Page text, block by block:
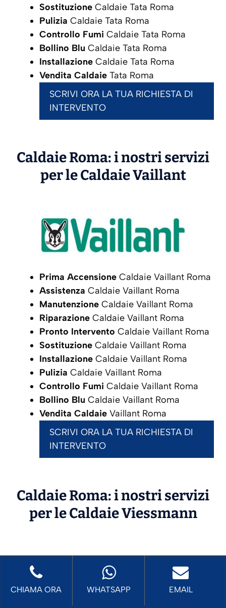
Sostituzione Caldaie Tata Roma
Pulizia Caldaie Tata Roma
Controllo Fumi Caldaie Tata Roma
Bollino Blu Caldaie Tata Roma
Installazione Caldaie Tata Roma
Vendita Caldaie Tata Roma
SCRIVI ORA LA TUA RICHIESTA DI
INTERVENTO
Caldaie Roma: i nostri servizi
per le CaldaieVaillant
Prima Accensione Caldaie Vaillant Roma
Assistenza Caldaie Vaillant Roma
Manutenzione Caldaie Vaillant Roma
Riparazione Caldaie Vaillant Roma
Pronto Intervento Caldaie Vaillant Roma
Sostituzione Caldaie Vaillant Roma
Installazione Caldaie Vaillant Roma
Pulizia Caldaie Vaillant Roma
Controllo Fumi Caldaie Vaillant Roma
Bollino Blu Caldaie Vaillant Roma
Vendita Caldaie Vaillant Roma
SCRIVI ORA LA TUA RICHIESTA DI
INTERVENTO
Caldaie Roma: i nostri servizi
per le CaldaieViessmann
CHIAMA ORA WHATSAPP EMAIL